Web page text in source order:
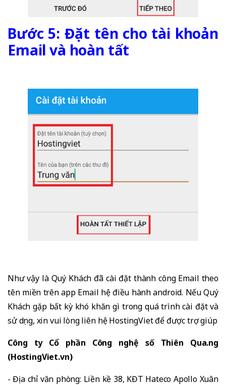
Bước 5: Đặt tên cho tài khoản
Email và hoàn tất
Như vậy là Quý Khách đã cài đặt thành công Email theo
tên miền trên app Email hệ điều hành android. Nếu Quý
Khách gặp bất kỳ khó khăn gì trong quá trình cài đặt và
sử dụng, xin vui lòng liên hệ HostingViet để được trợ giúp
Công ty Cổ phần Công nghệ số Thiên Qua.ng
(HostingViet.vn)
- Địa chỉ văn phòng: Liền kề 38, KĐT Hateco Apollo Xuân